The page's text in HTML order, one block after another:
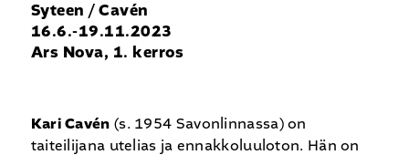
Syteen / Cavén
16.6.-19.11.2023
Ars Nova, 1. kerros
Kari Cavén (s. 1954 Savonlinnassa) on
taiteilijana utelias ja ennakkoluuloton. Hän on